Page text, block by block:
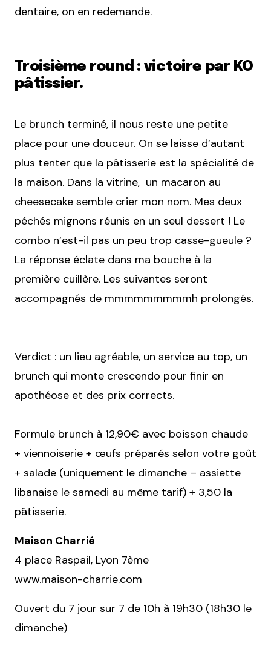
dentaire, on en redemande.
Troisième round : victoire par KO
pâtissier.
Le brunch terminé, il nous reste une petite
place pour une douceur. On se laisse d’autant
plus tenter que la pâtisserie est la spécialité de
la maison. Dans la vitrine, un macaron au
cheesecake semble crier mon nom. Mes deux
péchés mignons réunis en un seul dessert ! Le
combo n’est-il pas un peu trop casse-gueule ?
La réponse éclate dans ma bouche à la
première cuillère. Les suivantes seront
accompagnés de mmmmmmmmmh prolongés.
Verdict : un lieu agréable, un service au top, un
brunch qui monte crescendo pour finir en
apothéose et des prix corrects.
Formule brunch à 12,90€ avec boisson chaude
+ viennoiserie + œufs préparés selon votre goût
+ salade (uniquement le dimanche – assiette
libanaise le samedi au même tarif) + 3,50 la
pâtisserie.
Maison Charrié
4 place Raspail, Lyon 7ème
www.maison-charrie.com
Ouvert du 7 jour sur 7 de 10h à 19h30 (18h30 le
dimanche)